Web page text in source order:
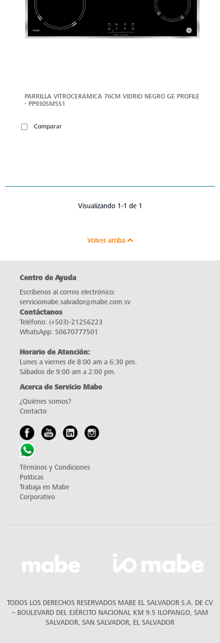
PARRILLA VITROCERÁMICA 76CM VIDRIO NEGRO GE PROFILE
- PP930SMSS1
Comparar
Visualizando 1-1 de 1
Volver arriba
Centro de Ayuda
Escríbenos al correo electrónico:
serviciomabe.salvador@mabe.com.sv
Contáctanos
Teléfono: (+503)-21256223
WhatsApp: 50670777501
Horario de Atención:
Lunes a viernes de 8:00 am a 6:30 pm.
Sábados de 9:00 am a 2:00 pm.
Acerca de Servicio Mabe
¿Quiénes somos?
Contacto
Términos y Condiciones
Políticas
Trabaja en Mabe
Corporativo
TODOS LOS DERECHOS RESERVADOS MABE EL SALVADOR S.A. DE CV
– BOULEVARD DEL EJÉRCITO NACIONAL KM 9.5 ILOPANGO, SAM
SALVADOR, SAN SALVADOR, EL SALVADOR